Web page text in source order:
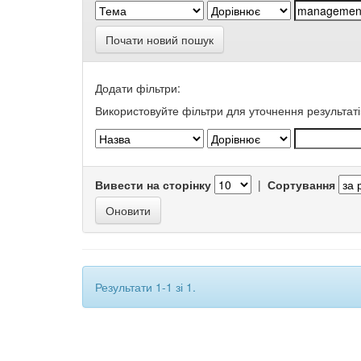
Почати новий пошук
Додати фільтри:
Використовуйте фільтри для уточнення
Вивести на сторінку | Сортування
Результати 1-1 зі 1.